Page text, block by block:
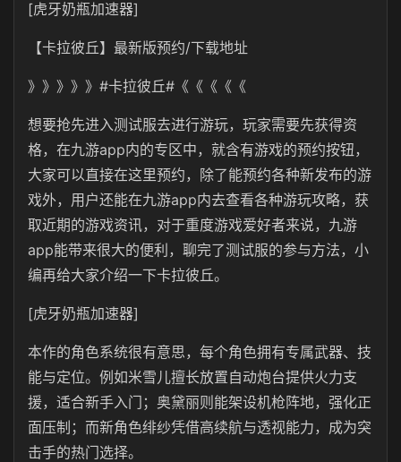
[虎牙奶瓶加速器]
【卡拉彼丘】最新版预约/下载地址
》》》》》#卡拉彼丘#《《《《《
想要抢先进入测试服去进行游玩，玩家需要先获得资
格，在九游app内的专区中，就含有游戏的预约按钮，
大家可以直接在这里预约，除了能预约各种新发布的游
戏外，用户还能在九游app内去查看各种游玩攻略，获
取近期的游戏资讯，对于重度游戏爱好者来说，九游
app能带来很大的便利，聊完了测试服的参与方法，小
编再给大家介绍一下卡拉彼丘。
[虎牙奶瓶加速器]
本作的角色系统很有意思，每个角色拥有专属武器、技
能与定位。例如米雪儿擅长放置自动炮台提供火力支
援，适合新手入门；奥黛丽则能架设机枪阵地，强化正
面压制；而新角色绯纱凭借高续航与透视能力，成为突
击手的热门选择。